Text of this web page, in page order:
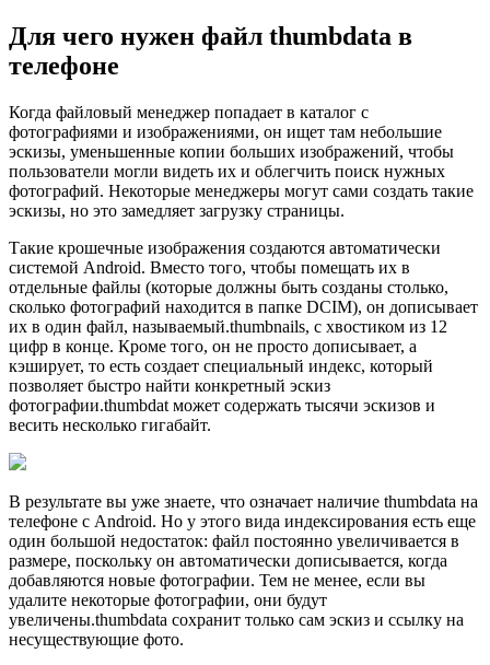
Для чего нужен файл thumbdata в
телефоне
Когда файловый менеджер попадает в каталог с
фотографиями и изображениями, он ищет там небольшие
эскизы, уменьшенные копии больших изображений, чтобы
пользователи могли видеть их и облегчить поиск нужных
фотографий. Некоторые менеджеры могут сами создать такие
эскизы, но это замедляет загрузку страницы.
Такие крошечные изображения создаются автоматически
системой Android. Вместо того, чтобы помещать их в
отдельные файлы (которые должны быть созданы столько,
сколько фотографий находится в папке DCIM), он дописывает
их в один файл, называемый.thumbnails, с хвостиком из 12
цифр в конце. Кроме того, он не просто дописывает, а
кэширует, то есть создает специальный индекс, который
позволяет быстро найти конкретный эскиз
фотографии.thumbdat может содержать тысячи эскизов и
весить несколько гигабайт.
В результате вы уже знаете, что означает наличие thumbdata на
телефоне с Android. Но у этого вида индексирования есть еще
один большой недостаток: файл постоянно увеличивается в
размере, поскольку он автоматически дописывается, когда
добавляются новые фотографии. Тем не менее, если вы
удалите некоторые фотографии, они будут
увеличены.thumbdata сохранит только сам эскиз и ссылку на
несуществующие фото.